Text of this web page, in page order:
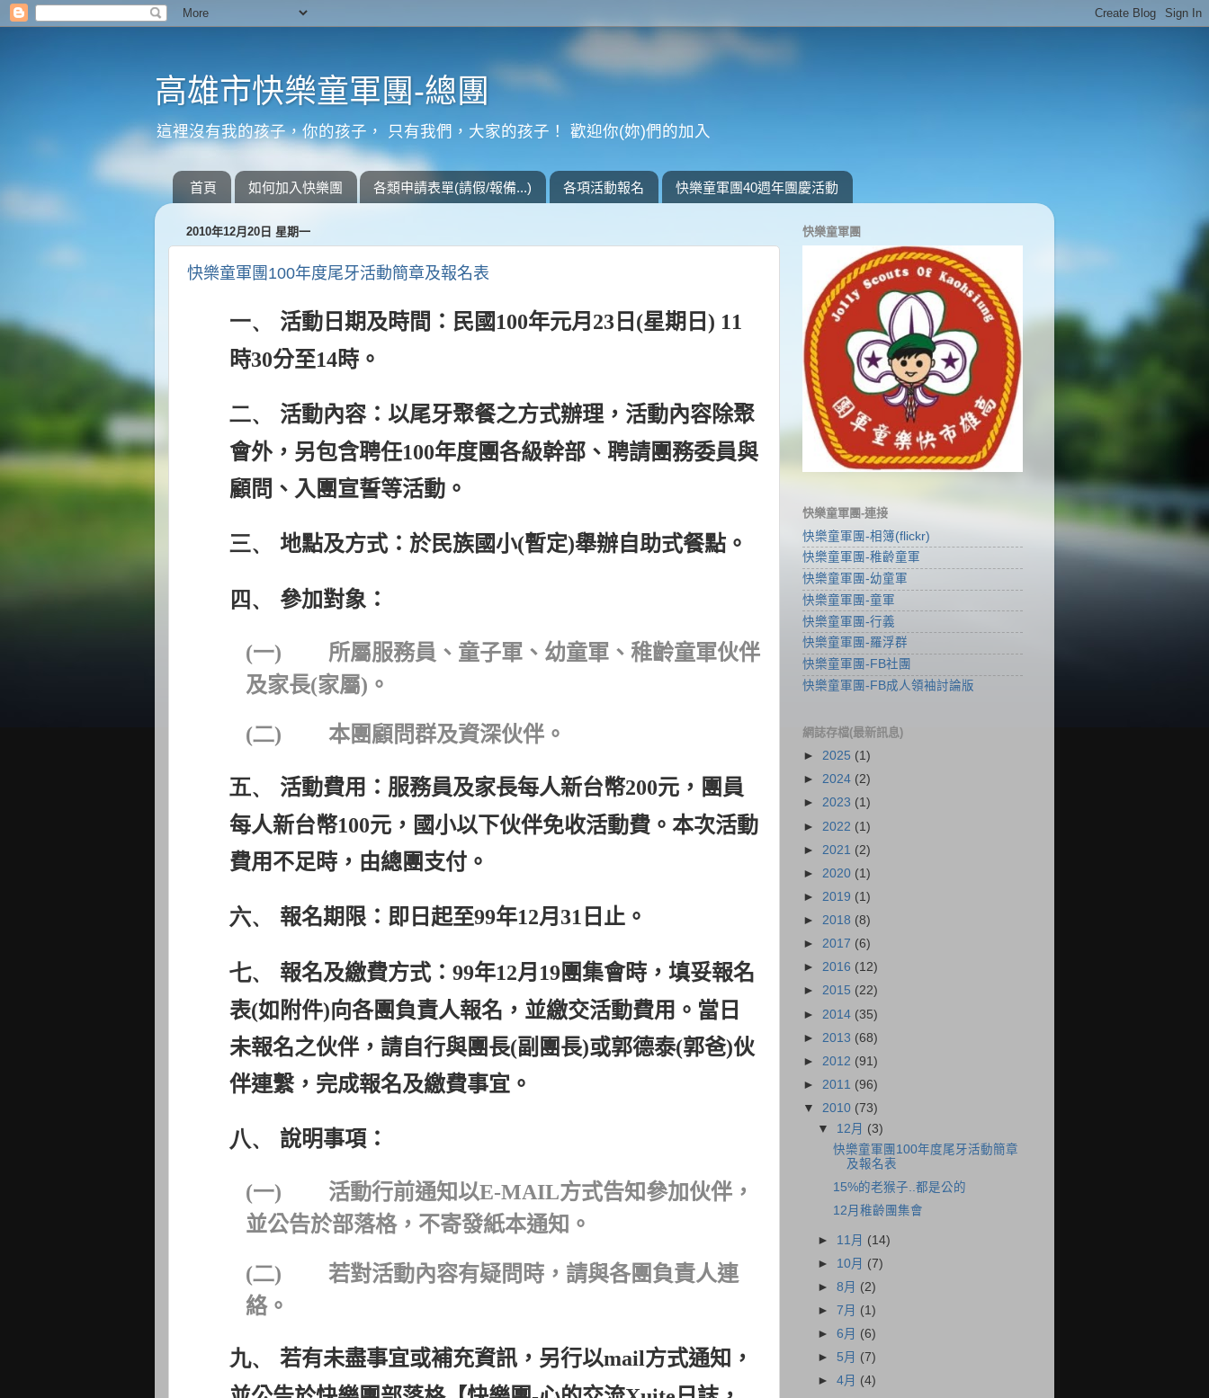
高雄市快樂童軍團-總團
這裡沒有我的孩子，你的孩子， 只有我們，大家的孩子！ 歡迎你(妳)們的加入
首頁 如何加入快樂團 各類申請表單(請假/報備...) 各項活動報名 快樂童軍團40週年團慶活動
2010年12月20日 星期一
快樂童軍團100年度尾牙活動簡章及報名表
一、 活動日期及時間：民國100年元月 23日 (星期日 ) 11
時30分至14時。
二、
活動內容：以尾牙聚餐之方式辦理，活動內容除聚
會外，另包含聘任100年度團各級幹部、聘請團務委員與
顧問、入團宣誓等活動。
三、 地點及方式：於民族國小(暫定)舉辦自助式餐點。
四、 參加對象：
(一)
所屬服務員、童子軍、幼童軍、稚齡童軍伙伴
及家長(家屬) 。
(二) 本團顧問群及資深伙伴。
五、 活動費用：服務員及家長每人新台幣200元，團員
每人新台幣100元，國小以下伙伴免收活動費。本次活動
費用不足時，由總團支付。
六、 報名期限：即日起至99年12月 31 日 止。
七、 報名及繳費方式： 99年12月 19團集會時，填妥報名
表(如附件)向各團負責人報名，並繳交活動費用。當日
未報名之伙伴，請自行與團長(副團長)或郭德泰(郭爸)伙
伴連繫，完成報名及繳費事宜。
八、 說明事項：
(一) 活動行前通知以E-MAIL方式告知參加伙伴，
並公告於部落格，不寄發紙本通知。
(二)
若對活動內容有疑問時，請與各團負責人連
絡。
九、 若有未盡事宜或補充資訊，另行以mail方式通知，
快樂童軍團
快樂童軍團-連接
快樂童軍團-相簿(flickr)
快樂童軍團-稚齡童軍
快樂童軍團-幼童軍
快樂童軍團-童軍
快樂童軍團-行義
快樂童軍團-羅浮群
快樂童軍團-FB社團
快樂童軍團-FB成人領袖討論版
網誌存檔(最新訊息)
► 2025 (1)
► 2024 (2)
► 2023 (1)
► 2022 (1)
► 2021 (2)
► 2020 (1)
► 2019 (1)
► 2018 (8)
► 2017 (6)
► 2016 (12)
► 2015 (22)
► 2014 (35)
► 2013 (68)
► 2012 (91)
► 2011 (96)
▼ 2010 (73)
▼ 12月 (3)
快樂童軍團100年度尾牙活動簡章
及報名表
15%的老猴子..都是公的
12月稚齡團集會
► 11月 (14)
► 10月 (7)
►8月 (2)
►7月 (1)
►6月 (6)
► 5月 (7)
►4月 (4)